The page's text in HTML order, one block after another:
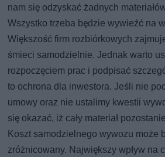
nam się odzyskać żadnych
Wszystko trzeba będzie wywieźć na
Większość firm rozbiórkowych
śmieci samodzielnie. Jednak warto
rozpoczęciem prac i podpisać
to ochrona dla inwestora. Jeśli nie
umowy oraz nie ustalimy kwestii
się okazać, iż cały materiał
Koszt samodzielnego wywozu może
zróżnicowany. Największy wpływ na